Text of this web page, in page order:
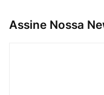
Assine Nossa